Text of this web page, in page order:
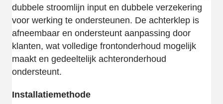
dubbele stroomlijn input en dubbele verzekering
voor werking te ondersteunen. De achterklep is
afneembaar en ondersteunt aanpassing door
klanten, wat volledige frontonderhoud mogelijk
maakt en gedeeltelijk achteronderhoud
ondersteunt.
Installatiemethode